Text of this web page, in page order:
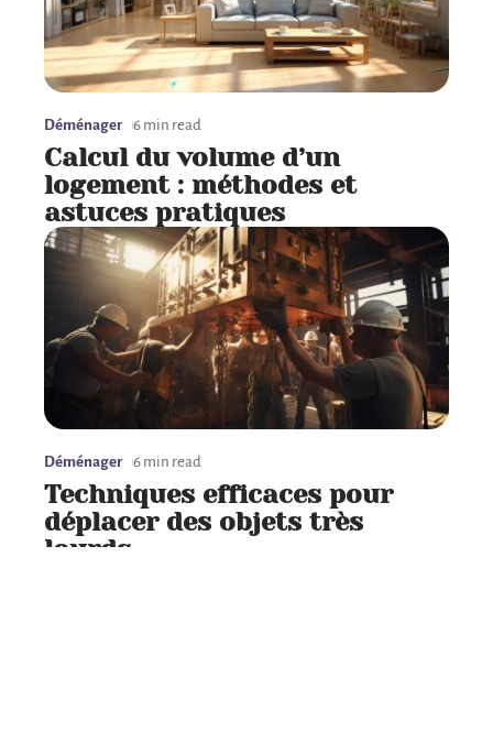
Déménager 6 min read
Calcul du volume d’un
logement : méthodes et
astuces pratiques
Déménager 6 min read
Techniques efficaces pour
déplacer des objets très
lourds